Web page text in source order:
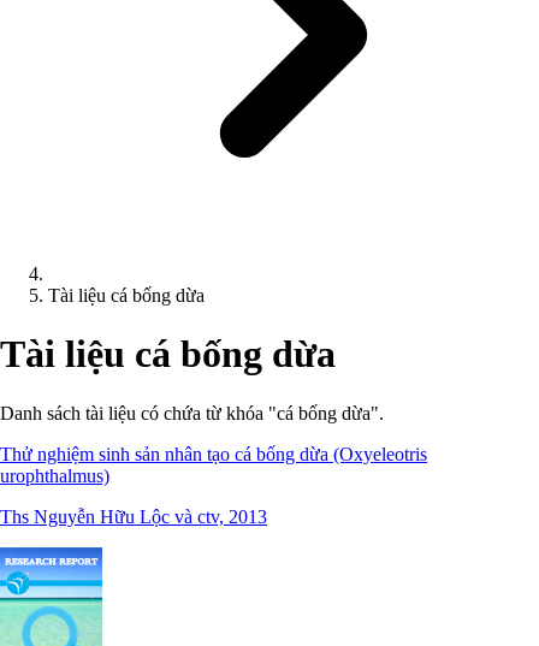
Tài liệu cá bống dừa
Tài liệu cá bống dừa
Danh sách tài liệu có chứa từ khóa "cá bống dừa".
Thử nghiệm sinh sản nhân tạo cá bống dừa (Oxyeleotris
urophthalmus)
Ths Nguyễn Hữu Lộc và ctv, 2013